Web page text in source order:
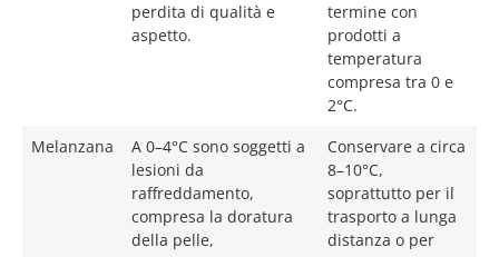
perdita di qualità e
aspetto.
termine con
prodotti a
temperatura
compresa tra 0 e
2°C.
Melanzana
A 0–4°C sono soggetti a
lesioni da
raffreddamento,
compresa la doratura
della pelle,
Conservare a circa
8–10°C,
soprattutto per il
trasporto a lunga
distanza o per